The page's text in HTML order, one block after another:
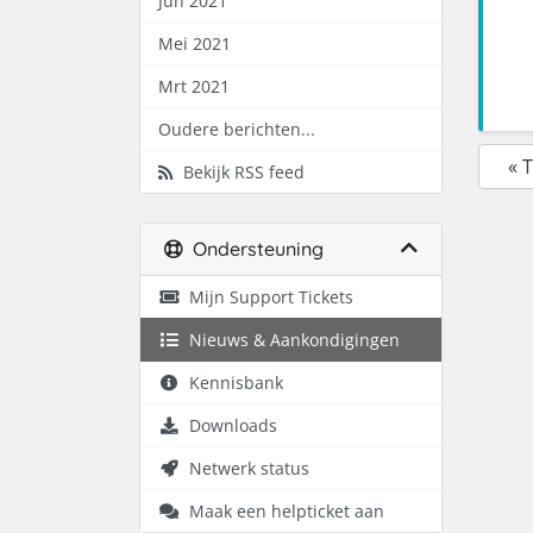
Mei 2021
Mrt 2021
Oudere berichten...
Bekijk RSS feed
Ondersteuning
Mijn Support Tickets
Nieuws & Aankondigingen
Kennisbank
Downloads
Netwerk status
Maak een helpticket aan
«